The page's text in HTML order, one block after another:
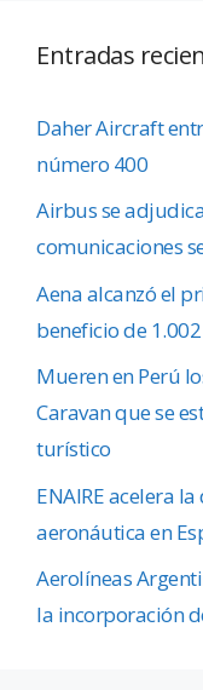
Entradas
Daher Aircraft
número 400
Airbus se
comunicaciones
Aena alcanzó el
beneficio de
Mueren en Perú
Caravan que se
turístico
ENAIRE acelera
aeronáutica en
Aerolíneas
la incorporación